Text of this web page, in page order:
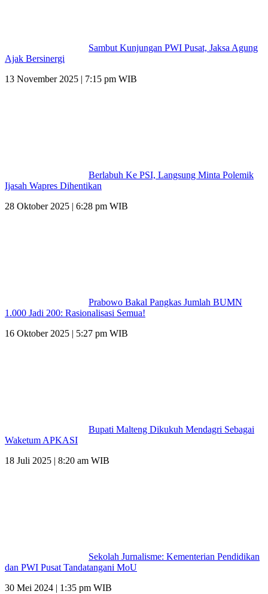
Sambut Kunjungan PWI Pusat, Jaksa Agung
Ajak Bersinergi
13 November 2025 | 7:15 pm WIB
Berlabuh Ke PSI, Langsung Minta Polemik
Ijasah Wapres Dihentikan
28 Oktober 2025 | 6:28 pm WIB
Prabowo Bakal Pangkas Jumlah BUMN
1.000 Jadi 200: Rasionalisasi Semua!
16 Oktober 2025 | 5:27 pm WIB
Bupati Malteng Dikukuh Mendagri Sebagai
Waketum APKASI
18 Juli 2025 | 8:20 am WIB
Sekolah Jurnalisme: Kementerian Pendidikan
dan PWI Pusat Tandatangani MoU
30 Mei 2024 | 1:35 pm WIB